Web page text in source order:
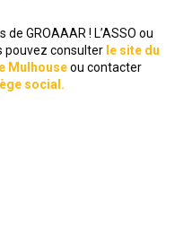
GROAAAR ! L’ASSO ou
pouvez consulter le site du
Mulhouseou contacter
social.